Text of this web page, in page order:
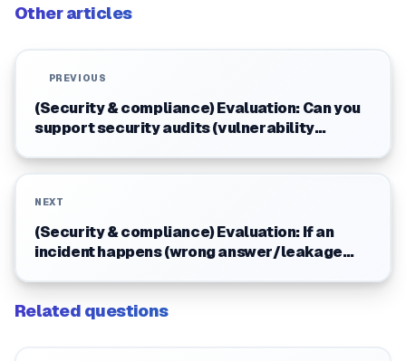
Other articles
PREVIOUS
(Security & compliance) Evaluation: Can you
support security audits (vulnerability
due diligence?
NEXT
(Security & compliance) Evaluation: If an
incident happens (wrong answer/leakage
Related questions